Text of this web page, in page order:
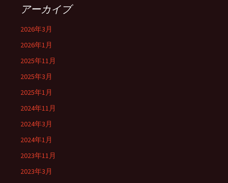
アーカイブ
2026年3月
2026年1月
2025年11月
2025年3月
2025年1月
2024年11月
2024年3月
2024年1月
2023年11月
2023年3月